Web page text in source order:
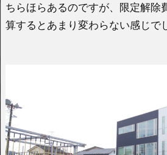
ちらほらあるのですが、限定解除
算するとあまり変わらない感じで